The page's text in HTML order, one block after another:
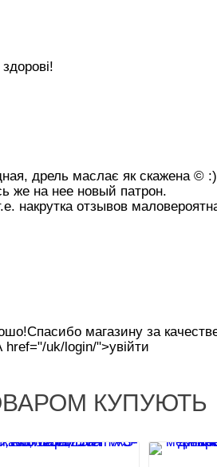
дрель маслає як скажена ©
же на нее новый патрон.
накрутка отзывов
магазину за
uk/login/">увійти
КУПУЮТЬ